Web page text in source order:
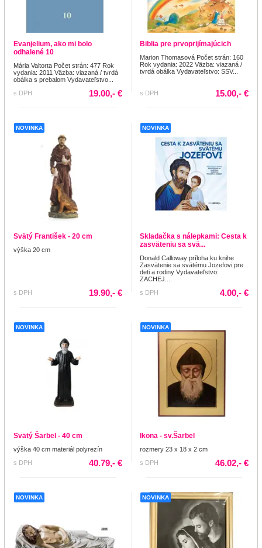
Evanjelium, ako mi bolo
odhalené 10
Mária Valtorta Počet strán: 477 Rok
vydania: 2011 Väzba: viazaná / tvrdá
obálka s prebalom Vydavateľstvo...
s DPH
19.00,- €
Biblia pre prvoprijímajúcich
Marion Thomasová Počet strán: 160
Rok vydania: 2022 Väzba: viazaná /
tvrdá obálka Vydavateľstvo: SSV...
s DPH 15.00,- €
NOVINKA
Svätý František - 20 cm
výška 20 cm
s DPH 19.90,- €
NOVINKA
Skladačka s nálepkami: Cesta k
zasväteniu sa svä...
Donald Calloway príloha ku knihe
Zasvätenie sa svätému Jozefovi pre
deti a rodiny Vydavateľstvo:
ZACHEJ....
s DPH
4.00,- €
NOVINKA
Svätý Šarbel - 40 cm
výška 40 cm materiál polyrezín
s DPH
40.79,- €
NOVINKA
Ikona - sv.Šarbel
rozmery 23 x 18 x 2 cm
s DPH
46.02,- €
NOVINKA NOVINKA